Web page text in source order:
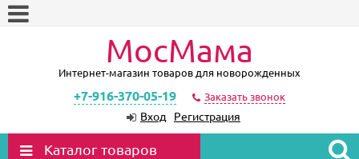
МосМама
Интернет-магазин товаров для новорожденных
+7-916-370-05-19 Заказать звонок
Вход Регистрация
Каталог товаров